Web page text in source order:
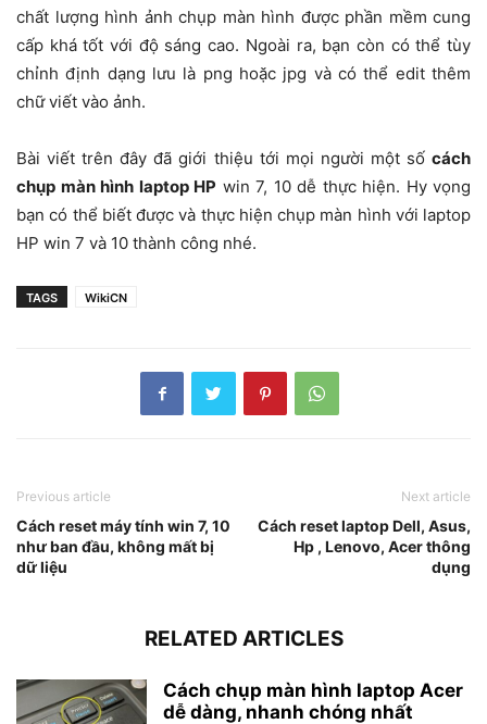
chất lượng hình ảnh chụp màn hình được phần mềm cung
cấp khá tốt với độ sáng cao. Ngoài ra, bạn còn có thể tùy
chỉnh định dạng lưu là png hoặc jpg và có thể edit thêm
chữ viết vào ảnh.
Bài viết trên đây đã giới thiệu tới mọi người một số cách
chụp màn hình laptop HP win 7, 10 dễ thực hiện. Hy vọng
bạn có thể biết được và thực hiện chụp màn hình với laptop
HP win 7 và 10 thành công nhé.
TAGS WikiCN
Previous article
Cách reset máy tính win 7, 10
như ban đầu, không mất bị
dữ liệu
Next article
Cách reset laptop Dell, Asus,
Hp , Lenovo, Acer thông
dụng
RELATED ARTICLES
Cách chụp màn hình laptop Acer
dễ dàng, nhanh chóng nhất